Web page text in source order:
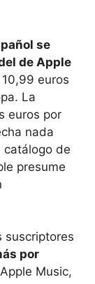
se
de Apple
euros
La
euros por
nada
catálogo de
presume
suscriptores
por
Music,